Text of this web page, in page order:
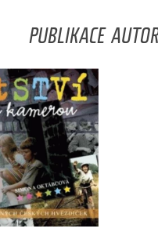
PUBLIKACE